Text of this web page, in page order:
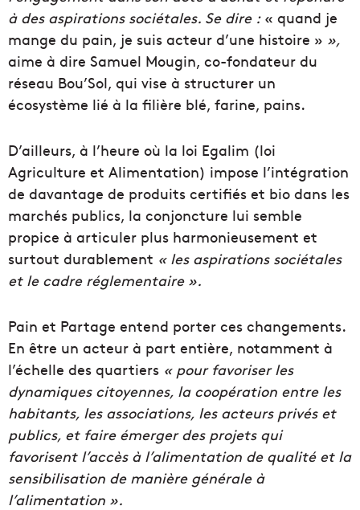
à des aspirations sociétales. Se dire : « quand je
mange du pain, je suis acteur d’une histoire » »,
aime à dire Samuel Mougin, co-fondateur du
réseau Bou’Sol, qui vise à structurer un
écosystème lié à la filière blé, farine, pains.
D’ailleurs, à l’heure où la loi Egalim (loi
Agriculture et Alimentation) impose l’intégration
de davantage de produits certifiés et bio dans les
marchés publics, la conjoncture lui semble
propice à articuler plus harmonieusement et
surtout durablement « les aspirations sociétales
et le cadre réglementaire ».
Pain et Partage entend porter ces changements.
En être un acteur à part entière, notamment à
l’échelle des quartiers « pour favoriser les
dynamiques citoyennes, la coopération entre les
habitants, les associations, les acteurs privés et
publics, et faire émerger des projets qui
favorisent l’accès à l’alimentation de qualité et la
sensibilisation de manière générale à
l’alimentation ».